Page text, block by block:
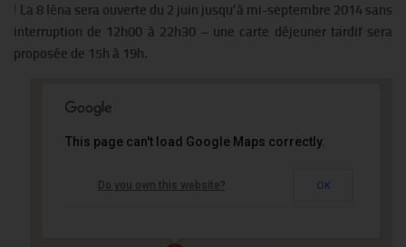
La 8 Iéna sera ouverte du 2 juin jusqu’à mi-septembre 2014 sans
interruption de 12h00 à 22h30 – une carte déjeuner tardif sera
proposée de 15h à 19h.
This page can't load Google Maps correctly.
Do you own this website? OK